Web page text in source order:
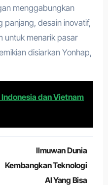
menggabungkan
desain inovatif,
untuk menarik pasar
disiarkan Yonhap,
dan Vietnam
Ilmuwan Dunia
Kembangkan Teknologi
AI Yang Bisa